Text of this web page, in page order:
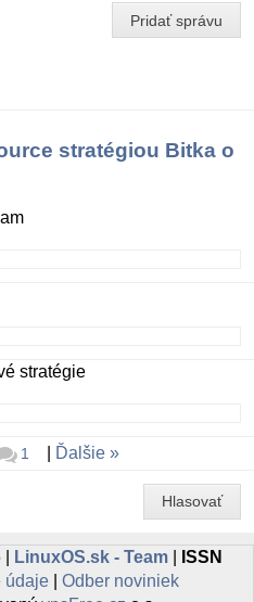
Pridať správu
stratégiou Bitka o
stratégie
1 Ďalšie
Hlasovať
LinuxOS.sk - Team|
ISSN
údaje| Odber noviniek